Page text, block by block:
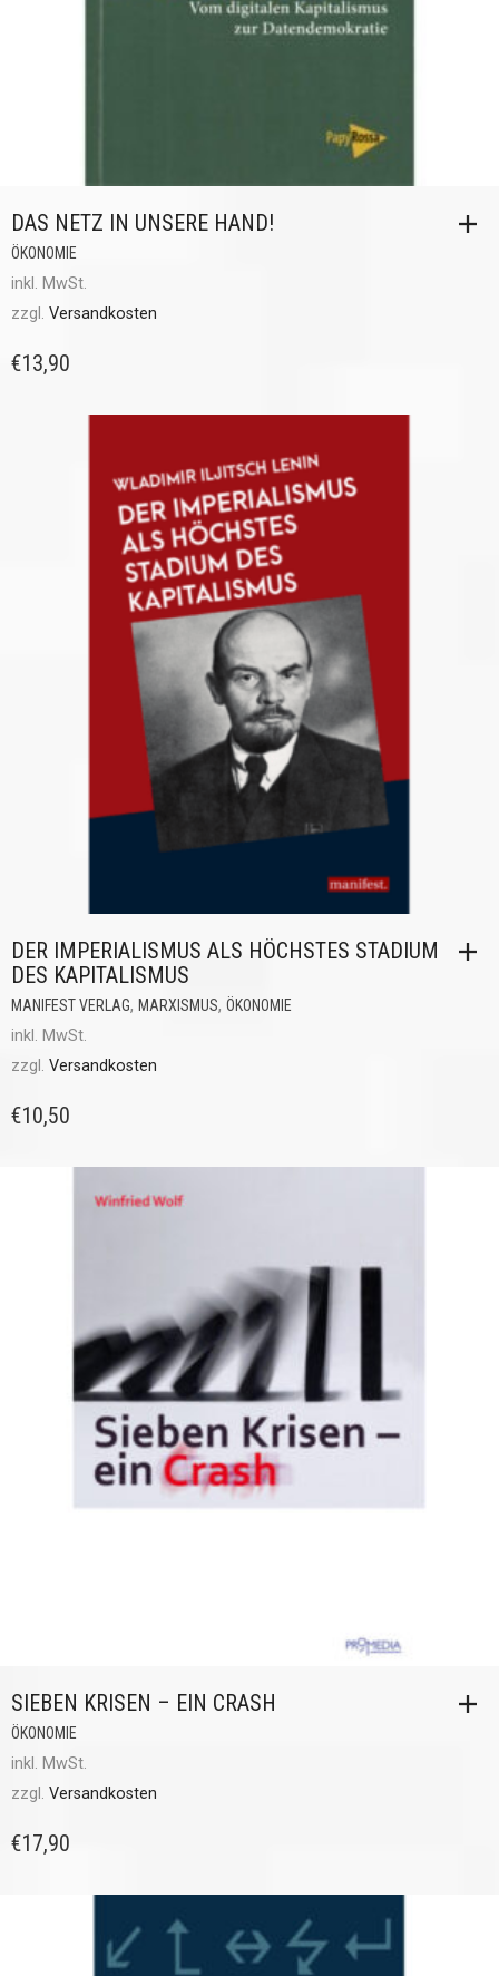
DAS NETZ IN UNSERE HAND!
ÖKONOMIE
inkl. MwSt.
zzgl. Versandkosten
€13,90
DER IMPERIALISMUS ALS HÖCHSTES STADIUM
DES KAPITALISMUS
MANIFEST VERLAG, MARXISMUS, ÖKONOMIE
inkl. MwSt.
zzgl. Versandkosten
€10,50
SIEBEN KRISEN – EIN CRASH
ÖKONOMIE
inkl. MwSt.
zzgl. Versandkosten
€17,90